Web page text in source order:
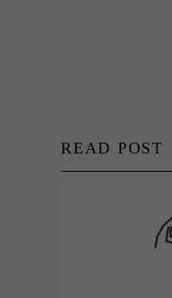
READ POST